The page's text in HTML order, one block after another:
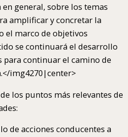
general, sobre los temas
amplificar y concretar la
el marco de objetivos
se continuará el desarrollo
para continuar el camino de
img4270|center>
los puntos más relevantes de
de acciones conducentes a